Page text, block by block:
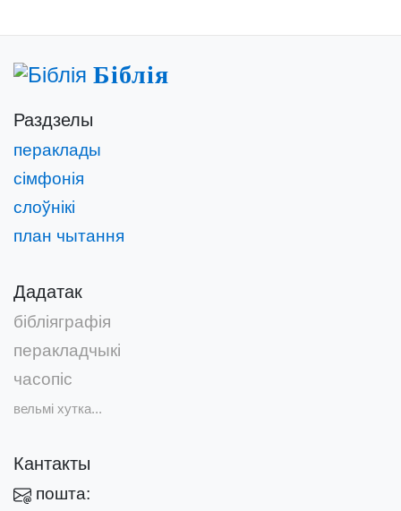
Біблія
Раздзелы
пераклады
сімфонія
слоўнікі
план чытання
Дадатак
бібліяграфія
перакладчыкі
часопіс
вельмі хутка...
Кантакты
пошта: